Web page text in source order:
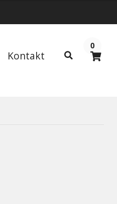
Kontakt
Søg
0